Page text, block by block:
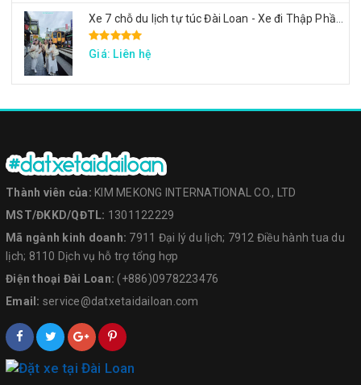
Giá: Liên hệ
Thành viên của: KIM MEKONG INTERNATIONAL CO., LTD
MST/ĐKKD/QĐTL: 1301122229
Mã ngành kinh doanh: 7911 Đại lý du lịch; 7912 Điều hành tua du
lịch; 8110 Dịch vụ hỗ trợ tổng hợp
Điện thoại Đài Loan: (+886)0978223476
Email: service@datxetaidailoan.com